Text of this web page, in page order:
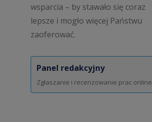
wsparcia – by stawało się coraz
lepsze i mogło więcej Państwu
zaoferować.
Panel redakcyjny
Zgłaszanie i recenzowanie prac online